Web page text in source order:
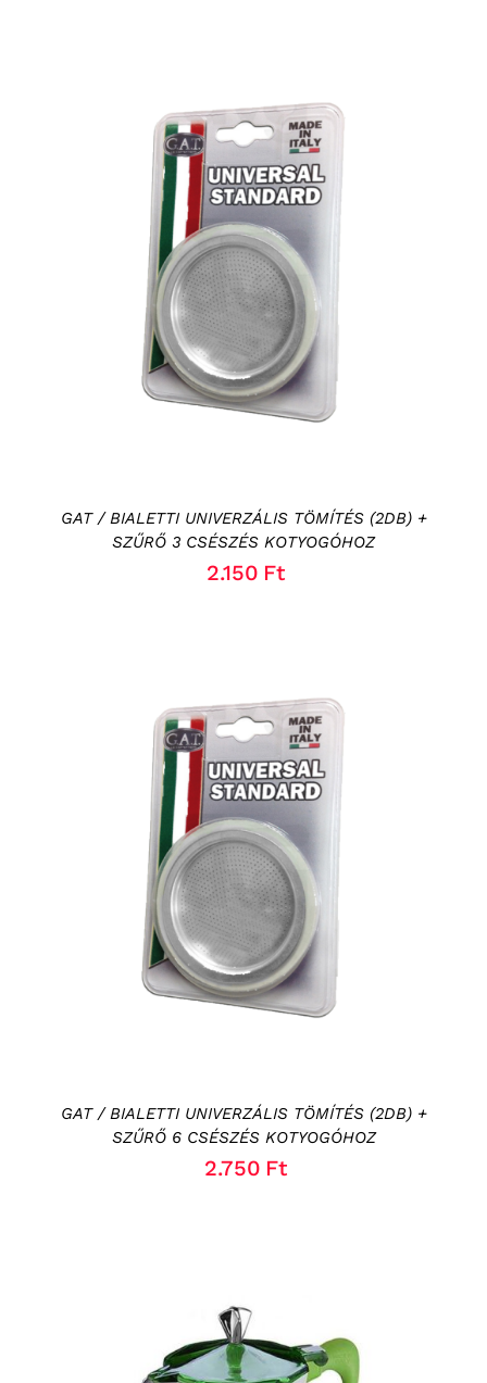
KOSÁRBA TESZEM / RÉSZLETEK
GAT / BIALETTI UNIVERZÁLIS TÖMÍTÉS (2DB) +
SZŰRŐ 3 CSÉSZÉS KOTYOGÓHOZ
2.150 Ft
KOSÁRBA TESZEM / RÉSZLETEK
GAT / BIALETTI UNIVERZÁLIS TÖMÍTÉS (2DB) +
SZŰRŐ 6 CSÉSZÉS KOTYOGÓHOZ
2.750 Ft